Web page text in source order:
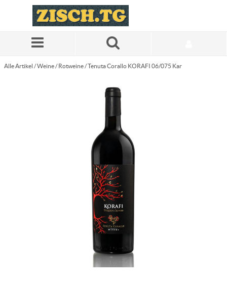
Zum Hauptinhalt springen
Alle Artikel /Weine / Rotweine /Tenuta Corallo KORAFI 06/075 Kar